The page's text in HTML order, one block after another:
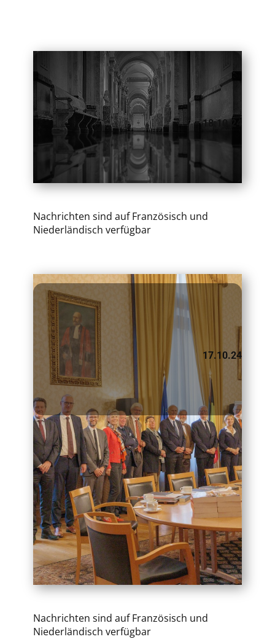
​18.10.24
Nachrichten sind auf Französisch und
Niederländisch verfügbar
​17.10.24
Nachrichten sind auf Französisch und
Niederländisch verfügbar